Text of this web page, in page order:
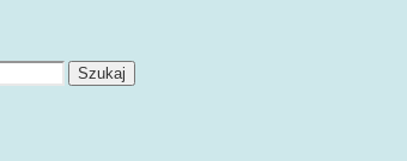
Szukaj